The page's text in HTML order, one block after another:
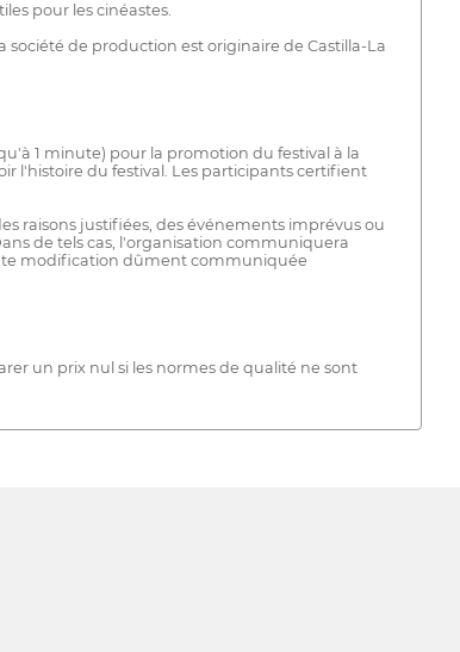
pour les cinéastes.
société de production est originaire de Castilla-La
1 minute) pour la promotion du festival à la
l'histoire du festival. Les participants certifient
raisons justifiées, des événements imprévus ou
de tels cas, l'organisation communiquera
modification dûment communiquée
un prix nul si les normes de qualité ne sont